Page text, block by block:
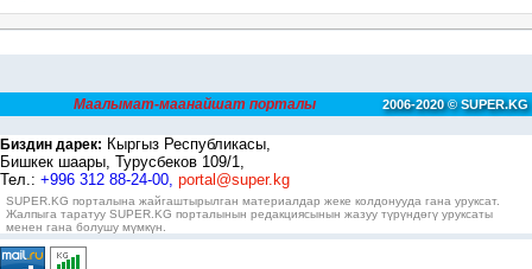
Маалымат-маанайшат порталы 2006-2020 © SUPER.KG
Биздин дарек: Кыргыз Республикасы,
Бишкек шаары, Турусбеков 109/1,
Тел.: +996 312 88-24-00, portal@super.kg
SUPER.KG порталына жайгаштырылган материалдар жеке колдонууда гана уруксат.
Жалпыга таратуу SUPER.KG порталынын редакциясынын жазуу түрүндөгү уруксаты
менен гана болушу мүмкүн.